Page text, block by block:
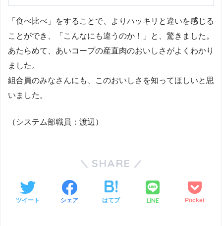
「食べ比べ」をすることで、よりハッキリと違いを感じる
ことができ、「こんなにも違うのか！」と、驚きました。
あたらめて、あいコープの産直肉のおいしさがよくわかり
ました。
組合員のみなさんにも、このおいしさを知ってほしいと思
いました。
（システム部職員：渡辺）
SHARE
ツイート シェア はてブ LINE Pocket